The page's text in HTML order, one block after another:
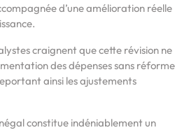
d’une amélioration réelle
craignent que cette révision ne
des dépenses sans réforme
ainsi les ajustements
constitue indéniablement un